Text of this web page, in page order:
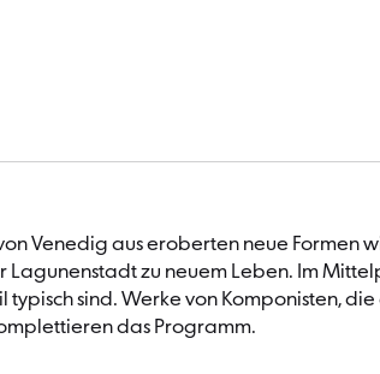
Venedig aus eroberten neue Formen
zu neuem Leben. Im
sind. Werke von Komponisten,
das Programm.